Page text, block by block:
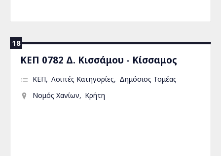
18
ΚΕΠ 0782 Δ. Κισσάμου - Κίσσαμος
ΚΕΠ Λοιπές Κατηγορίες
Δημόσιος Τομέας
Νομός Χανίων
Κρήτη